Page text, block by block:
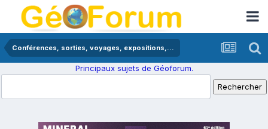
Conférences, sorties, voyages, expositions,...
Principaux sujets de Géoforum.